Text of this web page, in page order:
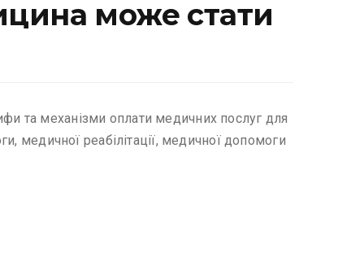
може стати
та механізми оплати медичних послуг для
медичної реабілітації, медичної допомоги